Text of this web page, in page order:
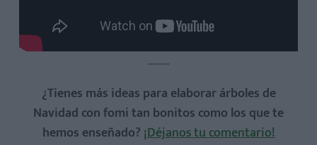
..........
¿Tienes más ideas para elaborar árboles de
Navidad con fomi tan bonitos como los que te
hemos enseñado? ¡Déjanos tu comentario!